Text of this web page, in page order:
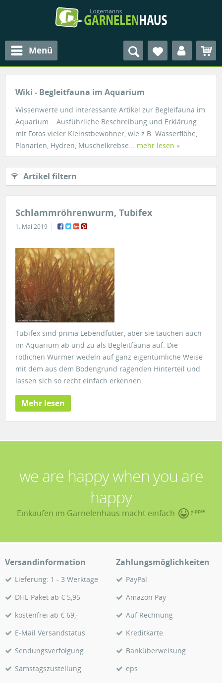
Menü
Wiki - Begleitfauna im Aquarium
Wissenwerte und interessante Artikel zur Begleifauna im
Aquarium... Ausführliche Beschreibung und Erklärung
mit Fotos vieler Kleinstbewohner, wie z.B. Wasserflöhe,
Planarien, Hydren, Muschelkrebse... mehr lesen »
Artikel filtern
Schlammröhrenwurm, Tubifex
1. Mai 2019
Tubifex sind prima Lebendfutter, aber sie tauchen auch
im Aquarium ab und zu als Begleitfauna auf. Die
rötlichen Würmer wedeln auf ganz eigentümliche Weise
mit dem aus dem Bodengrund ragenden Hinterteil und
lassen sich so recht einfach erkennen.
Mehr lesen
we are happy when you are
happy
Einkaufen im Garnelenhaus macht einfach yippie
Versandinformation
Lieferung: 1 - 3 Werktage
DHL-Paket ab € 5,95
kostenfrei ab € 69,-
E-Mail Versandstatus
Sendungsverfolgung
Samstagszustellung
Zahlungsmöglichkeiten
PayPal
Amazon Pay
Auf Rechnung
Kreditkarte
Banküberweisung
eps